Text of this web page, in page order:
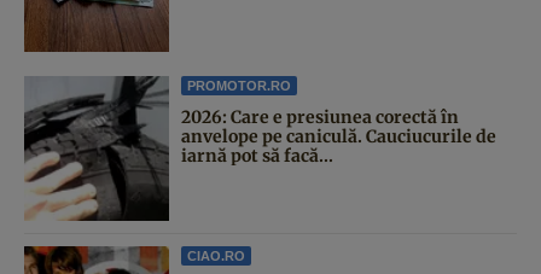
PROMOTOR.RO
2026: Care e presiunea corectă în
anvelope pe caniculă. Cauciucurile de
iarnă pot să facă...
CIAO.RO